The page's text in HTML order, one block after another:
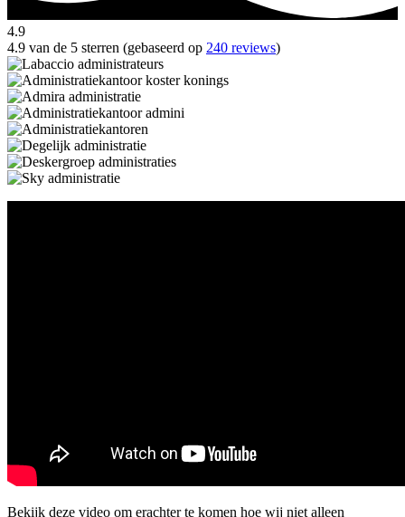
4.9
4.9 van de 5 sterren (gebaseerd op 240 reviews)
Bekijk deze video om erachter te komen hoe wij niet alleen